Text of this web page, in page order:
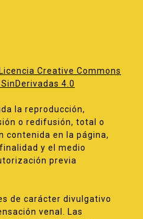
Licencia Creative Commons
4.0
la reproducción,
o redifusión, total o
contenida en la página,
y el medio
previa
de carácter divulgativo
venal. Las